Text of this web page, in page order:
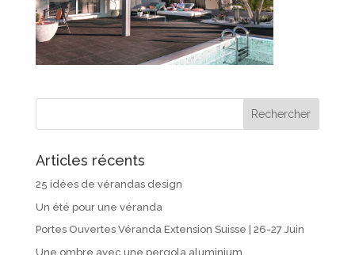
Articles récents
25 idées de vérandas design
Un été pour une véranda
Portes Ouvertes Véranda Extension Suisse | 26-27 Juin
Une ombre avec une pergola aluminium